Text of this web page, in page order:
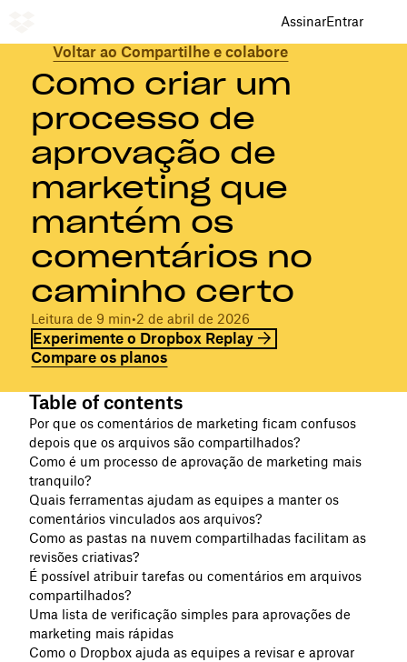
AssinarEntrar
Voltar ao Compartilhe e colabore
Como criar um
processo de
aprovação de
marketing que
mantém os
comentários no
caminho certo
Leitura de 9 min•2 de abril de 2026
Experimente o Dropbox Replay
Compare os planos
Table of contents
Por que os comentários de marketing ficam confusos
depois que os arquivos são compartilhados?
Como é um processo de aprovação de marketing mais
tranquilo?
Quais ferramentas ajudam as equipes a manter os
comentários vinculados aos arquivos?
Como as pastas na nuvem compartilhadas facilitam as
revisões criativas?
É possível atribuir tarefas ou comentários em arquivos
compartilhados?
Uma lista de verificação simples para aprovações de
marketing mais rápidas
Como o Dropbox ajuda as equipes a revisar e aprovar